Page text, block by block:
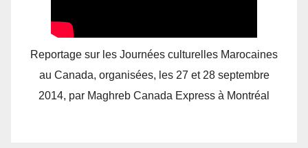
Reportage sur les Journées culturelles Marocaines
au Canada, organisées, les 27 et 28 septembre
2014, par Maghreb Canada Express à Montréal